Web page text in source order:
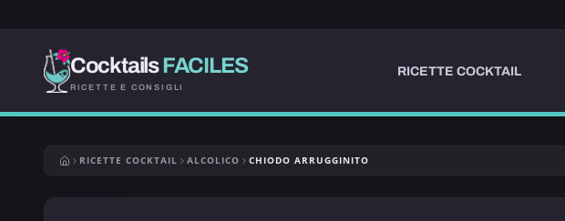
CocktailsFACILES
RICETTE E CONSIGLI
RICETTE COCKTAIL
RICETTE COCKTAIL ALCOLICO CHIODO ARRUGGINITO